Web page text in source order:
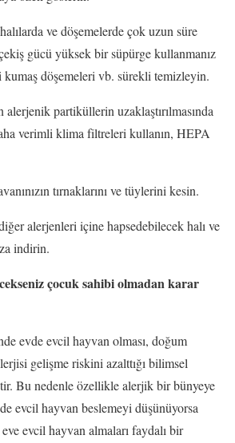
ve döşemelerde çok uzun süre
gücü yüksek bir süpürge kullanmanız
döşemeleri vb. sürekli temizleyin.
partiküllerin uzaklaştırılmasında
verimli klima filtreleri kullanın, HEPA
tırnaklarını ve tüylerini kesin.
alerjenleri içine hapsedebilecek halı ve
indirin.
çocuk sahibi olmadan karar
evde evcil hayvan olması, doğum
gelişme riskini azalttığı bilimsel
Bu nedenle özellikle alerjik bir bünyeye
evcil hayvan beslemeyi düşünüyorsa
evcil hayvan almaları faydalı bir